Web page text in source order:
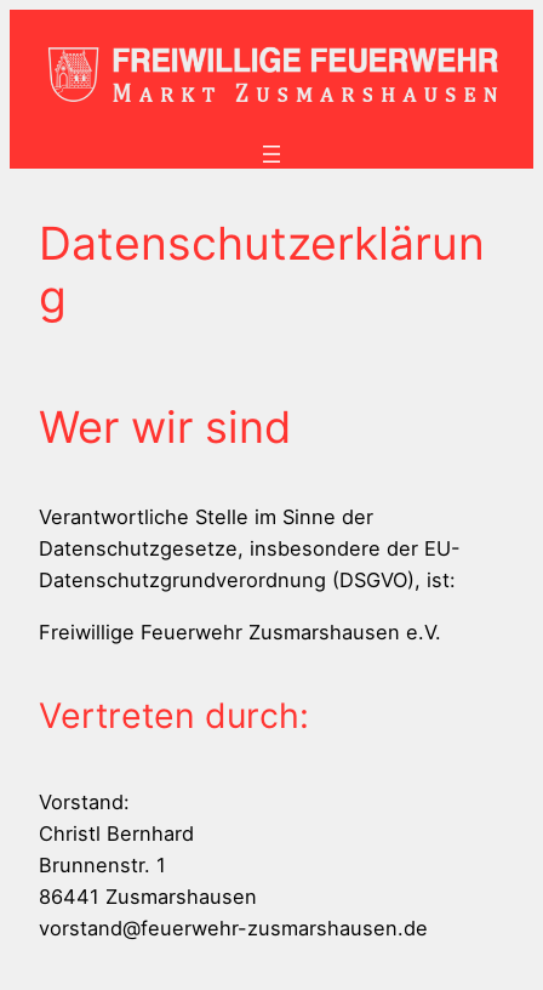
Inhalt
springen
Datenschutzerklärun
g
Wer wir sind
Verantwortliche Stelle im Sinne der
Datenschutzgesetze, insbesondere der EU-
Datenschutzgrundverordnung (DSGVO), ist:
Freiwillige Feuerwehr Zusmarshausen e.V.
Vertreten durch:
Vorstand:
Christl Bernhard
Brunnenstr. 1
86441 Zusmarshausen
vorstand@feuerwehr-zusmarshausen.de